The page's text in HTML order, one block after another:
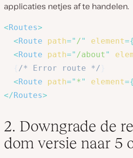
applicaties netjes af te handelen.
<Routes>
<Route path=" /" element={
<Route path=" /about "
/* Error route */
<Route path=" * " element={
</Routes>
2. Downgrade de
dom versie naar 5